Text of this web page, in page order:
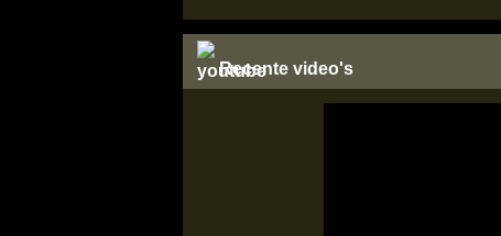
Recente video's